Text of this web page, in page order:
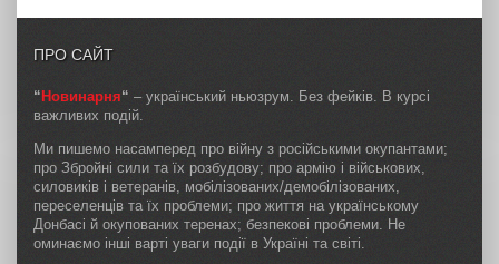
ПРО САЙТ
“ Новинарня“ – український ньюзрум. Без фейків. В курсі
важливих подій.
Ми пишемо насамперед про війну з російськими окупантами;
про Збройні сили та їх розбудову; про армію і військових,
силовиків і ветеранів, мобілізованих/демобілізованих,
переселенців та їх проблеми; про життя на українському
Донбасі й окупованих теренах; безпекові проблеми. Не
оминаємо інші варті уваги події в Україні та світі.